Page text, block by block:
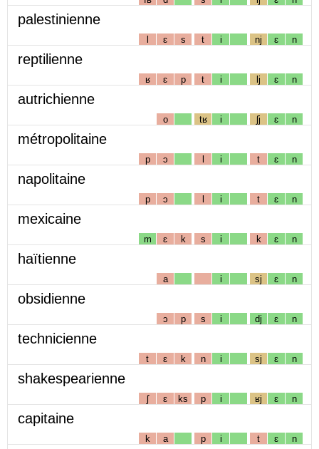
palestinienne
l ɛ s t i nj ɛ n
reptilienne
ʁ ɛ p t i lj ɛ n
autrichienne
o tʁ i ʃj ɛ n
métropolitaine
p ɔ l i t ɛ n
napolitaine
p ɔ l i t ɛ n
mexicaine
m ɛ k s i k ɛ n
haïtienne
a i sj ɛ n
obsidienne
ɔ p s i dj ɛ n
technicienne
t ɛ k n i sj ɛ n
shakespearienne
ʃ ɛ ks p i ʁj ɛ n
capitaine
k a p i t ɛ n